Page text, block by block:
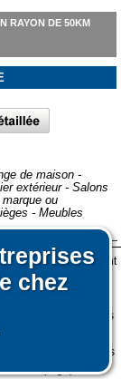
chez
RAYON DE 50KM
de maison -
extérieur - Salons
ou
- Meubles
autour de
nommés cookies sont
la navigation, le
l'éditeur.
des cookies à des
tiers.
(vous pouvez toujours
bas de page)